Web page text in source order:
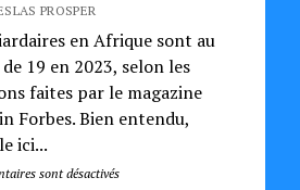
PROSPER
en Afrique sont au
19 en 2023, selon les
faites par le magazine
Forbes. Bien entendu,
ici...
sont désactivés